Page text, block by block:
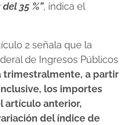
35 %”, indica el
2 señala que la
de Ingresos Públicos
trimestralmente, a partir
los importes
artículo anterior,
del índice de